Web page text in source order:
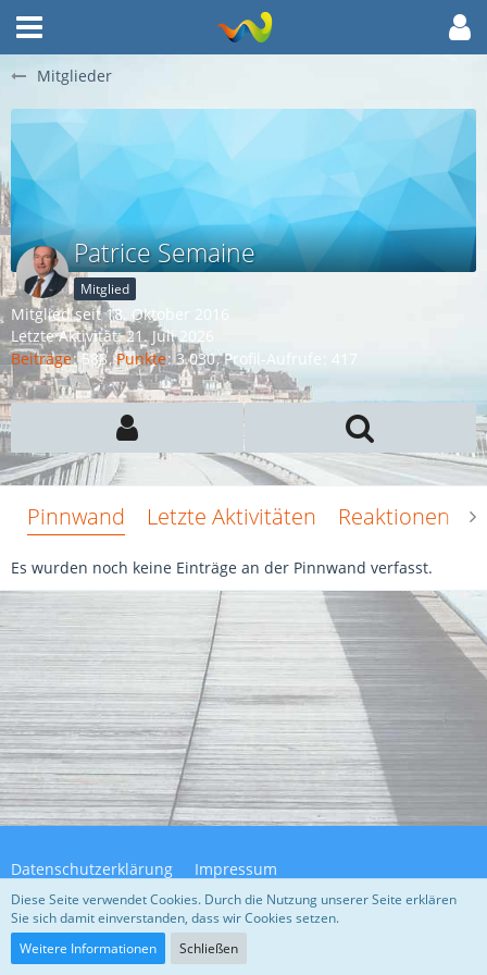
Mitglieder
Patrice Semaine
Mitglied
Mitglied seit 18. Oktober 2016
Letzte Aktivität:21. Juli 2026
Beiträge 588 Punkte 3.030 Profil-Aufrufe 417
Pinnwand Letzte Aktivitäten Reaktionen
Es wurden noch keine Einträge an der Pinnwand verfasst.
Datenschutzerklärung Impressum
Community-Software:
Diese Seite verwendet Cookies. Durch die Nutzung unserer Seite erklären
Sie sich damit einverstanden, dass wir Cookies setzen.
Weitere Informationen
Schließen